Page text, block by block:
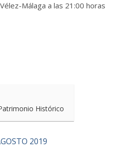
Málaga a las 21:00 horas
Histórico
2019